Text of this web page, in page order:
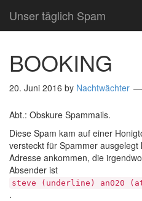
Unser täglich Spam
BOOKING
20. Juni 2016 by Nachtwächter
Abt.: Obskure Spammails.
Diese Spam kam auf einer
versteckt für Spammer
Adresse ankommen, die
Absender ist
steve (underline) an020
.